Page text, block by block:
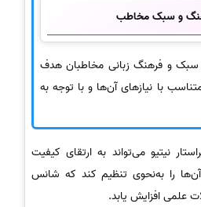
و سبک مخاطب
سبک و فرهنگ زبانی مخاطبان هدف
با نیازهای آن‌ها و با توجه به
نیتیو می‌تواند به ارتقای کیفیت
را به‌نحوی تنظیم کند که شانس
علمی افزایش یابد.